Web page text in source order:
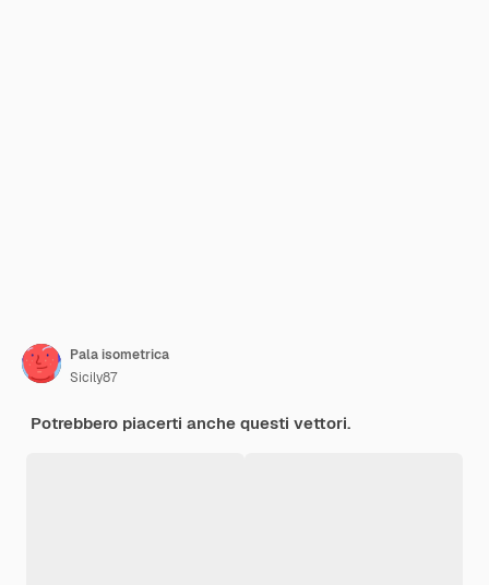
Pala isometrica
Sicily87
Potrebbero piacerti anche questi vettori.